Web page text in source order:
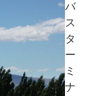
バ
ス
タ
ー
ミ
ナ